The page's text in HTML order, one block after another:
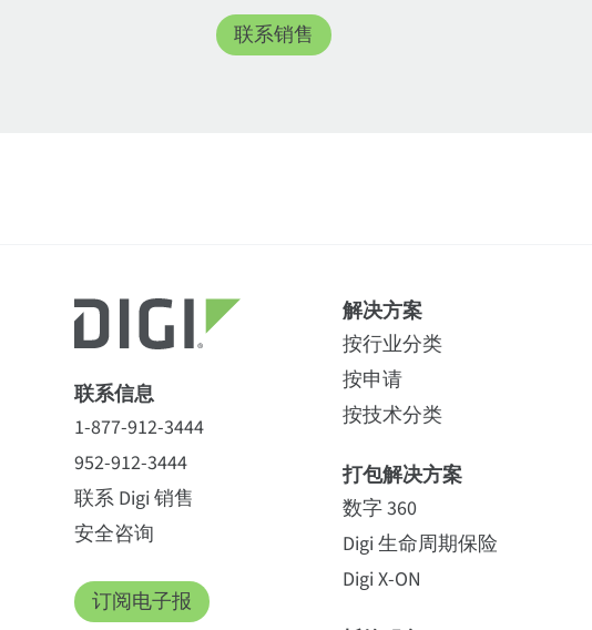
联系销售
联系信息
1-877-912-3444
952-912-3444
联系 Digi 销售
安全咨询
订阅电子报
解决方案
按行业分类
按申请
按技术分类
打包解决方案
数字 360
Digi 生命周期保险
Digi X-ON